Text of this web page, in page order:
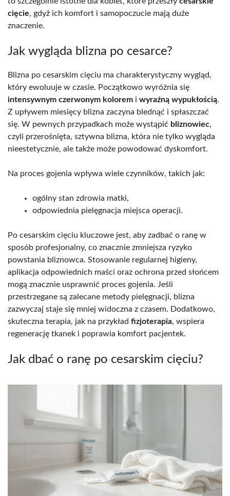
cięcie, gdyż ich komfort i samopoczucie mają duże
znaczenie.
Jak wygląda blizna po cesarce?
Blizna po cesarskim cięciu ma charakterystyczny wygląd,
który ewoluuje w czasie. Początkowo wyróżnia się
intensywnym czerwonym kolorem i wyraźną wypukłością.
Z upływem miesięcy blizna zaczyna blednąć i spłaszczać
się. W pewnych przypadkach może wystąpić bliznowiec,
czyli przerośnięta, sztywna blizna, która nie tylko wygląda
nieestetycznie, ale także może powodować dyskomfort.
Na proces gojenia wpływa wiele czynników, takich jak:
ogólny stan zdrowia matki,
odpowiednia pielęgnacja miejsca operacji.
Po cesarskim cięciu kluczowe jest, aby zadbać o ranę w
sposób profesjonalny, co znacznie zmniejsza ryzyko
powstania bliznowca. Stosowanie regularnej higieny,
aplikacja odpowiednich maści oraz ochrona przed słońcem
mogą znacznie usprawnić proces gojenia. Jeśli
przestrzegane są zalecane metody pielęgnacji, blizna
zazwyczaj staje się mniej widoczna z czasem. Dodatkowo,
skuteczna terapia, jak na przykład fizjoterapia, wspiera
regenerację tkanek i poprawia komfort pacjentek.
Jak dbać o ranę po cesarskim cięciu?